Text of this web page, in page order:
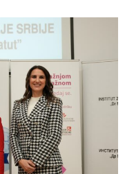
Страница